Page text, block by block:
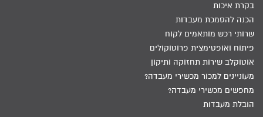
בקרת איכות
הכנה להסמכת מעבדות
שרותי רכש מותאמים לקוח
פיתוח ואופטימצית פרוטוקולים
אוטוקלב שירות תחזוקה ותיקון
מעוניינים למכור מכשירי מעבדה?
מחפשים מכשירי מעבדה?
הובלת מעבדות